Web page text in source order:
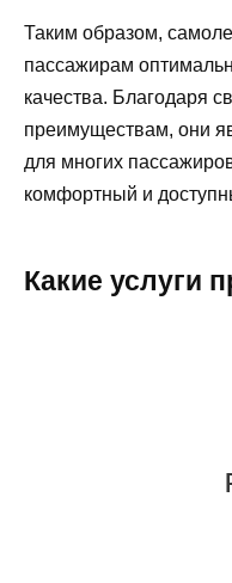
Таким образом,
пассажирам
качества. Благодаря
преимуществам, они
для многих
комфортный и
Какие услуги